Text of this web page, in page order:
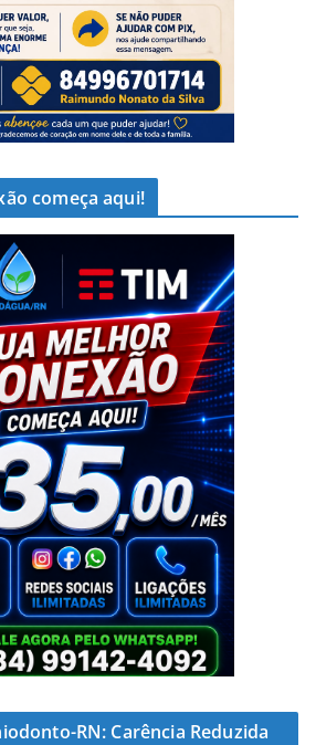
começa aqui!
RN: Carência Reduzida